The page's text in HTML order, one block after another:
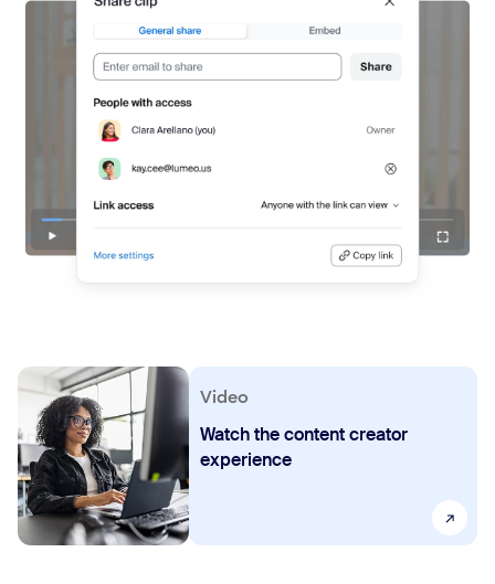
Video
Watch the content creator
experience